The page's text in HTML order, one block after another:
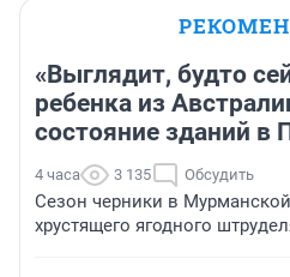
«Выглядит, будто
ребенка из
состояние зданий в
4 часа 3 135 Обсудить
Сезон черники в
хрустящего ягодного